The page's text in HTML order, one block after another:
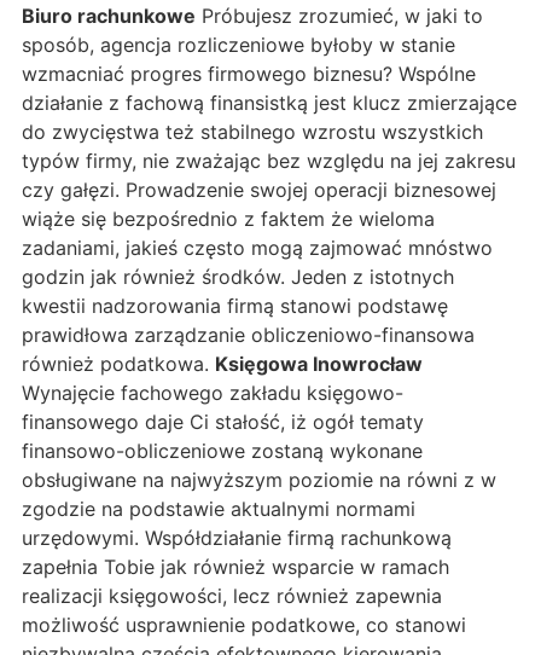
Biuro rachunkowe Próbujesz zrozumieć, w jaki to
sposób, agencja rozliczeniowe byłoby w stanie
wzmacniać progres firmowego biznesu? Wspólne
działanie z fachową finansistką jest klucz zmierzające
do zwycięstwa też stabilnego wzrostu wszystkich
typów firmy, nie zważając bez względu na jej zakresu
czy gałęzi. Prowadzenie swojej operacji biznesowej
wiąże się bezpośrednio z faktem że wieloma
zadaniami, jakieś często mogą zajmować mnóstwo
godzin jak również środków. Jeden z istotnych
kwestii nadzorowania firmą stanowi podstawę
prawidłowa zarządzanie obliczeniowo-finansowa
również podatkowa. Księgowa Inowrocław
Wynajęcie fachowego zakładu księgowo-
finansowego daje Ci stałość, iż ogół tematy
finansowo-obliczeniowe zostaną wykonane
obsługiwane na najwyższym poziomie na równi z w
zgodzie na podstawie aktualnymi normami
urzędowymi. Współdziałanie firmą rachunkową
zapełnia Tobie jak również wsparcie w ramach
realizacji księgowości, lecz również zapewnia
możliwość usprawnienie podatkowe, co stanowi